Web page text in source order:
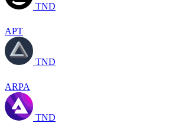
TND
APT
TND
ARPA
TND